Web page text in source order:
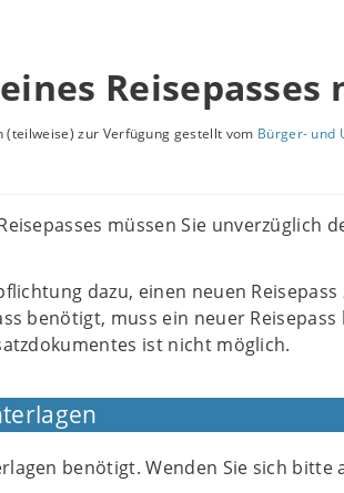
Reisepasses
(teilweise) zur Verfügung gestellt vom Bürger- und
müssen Sie unverzüglich
dazu, einen neuen
benötigt, muss ein neuer
ist nicht möglich.
benötigt. Wenden Sie sich bitte